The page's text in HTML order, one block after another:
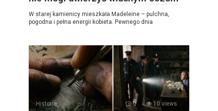
W starej kamienicy mieszkała Madeleine – pulchna,
pogodna i pełna energii kobieta. Pewnego dnia
Histoire 0 10 views